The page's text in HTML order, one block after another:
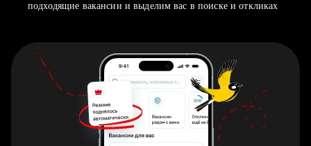
подходящие вакансии и выделим вас в поиске и откликах